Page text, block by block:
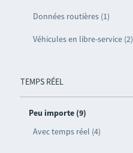
Données routières (1)
Véhicules en libre-service (2)
TEMPS RÉEL
Peu importe (9)
Avec temps réel (4)